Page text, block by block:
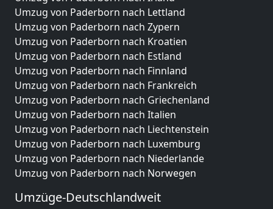
Umzug von Paderborn nach Lettland
Umzug von Paderborn nach Zypern
Umzug von Paderborn nach Kroatien
Umzug von Paderborn nach Estland
Umzug von Paderborn nach Finnland
Umzug von Paderborn nach Frankreich
Umzug von Paderborn nach Griechenland
Umzug von Paderborn nach Italien
Umzug von Paderborn nach Liechtenstein
Umzug von Paderborn nach Luxemburg
Umzug von Paderborn nach Niederlande
Umzug von Paderborn nach Norwegen
Umzüge-Deutschlandweit